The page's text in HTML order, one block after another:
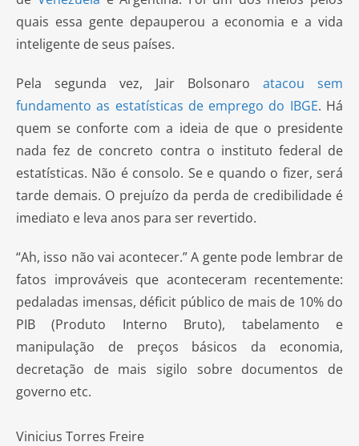
quais essa gente depauperou a economia e a vida
inteligente de seus países.
Pela segunda vez, Jair Bolsonaro atacou sem
fundamento as estatísticas de emprego do IBGE. Há
quem se conforte com a ideia de que o presidente
nada fez de concreto contra o instituto federal de
estatísticas. Não é consolo. Se e quando o fizer, será
tarde demais. O prejuízo da perda de credibilidade é
imediato e leva anos para ser revertido.
“Ah, isso não vai acontecer.” A gente pode lembrar de
fatos improváveis que aconteceram recentemente:
pedaladas imensas, déficit público de mais de 10% do
PIB (Produto Interno Bruto), tabelamento e
manipulação de preços básicos da economia,
decretação de mais sigilo sobre documentos de
governo etc.
Vinicius Torres Freire